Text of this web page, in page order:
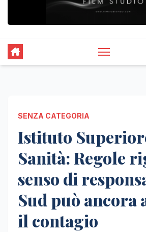
SENZA CATEGORIA
Istituto
Sanità: Regole
senso di
Sud può ancora
il contagio